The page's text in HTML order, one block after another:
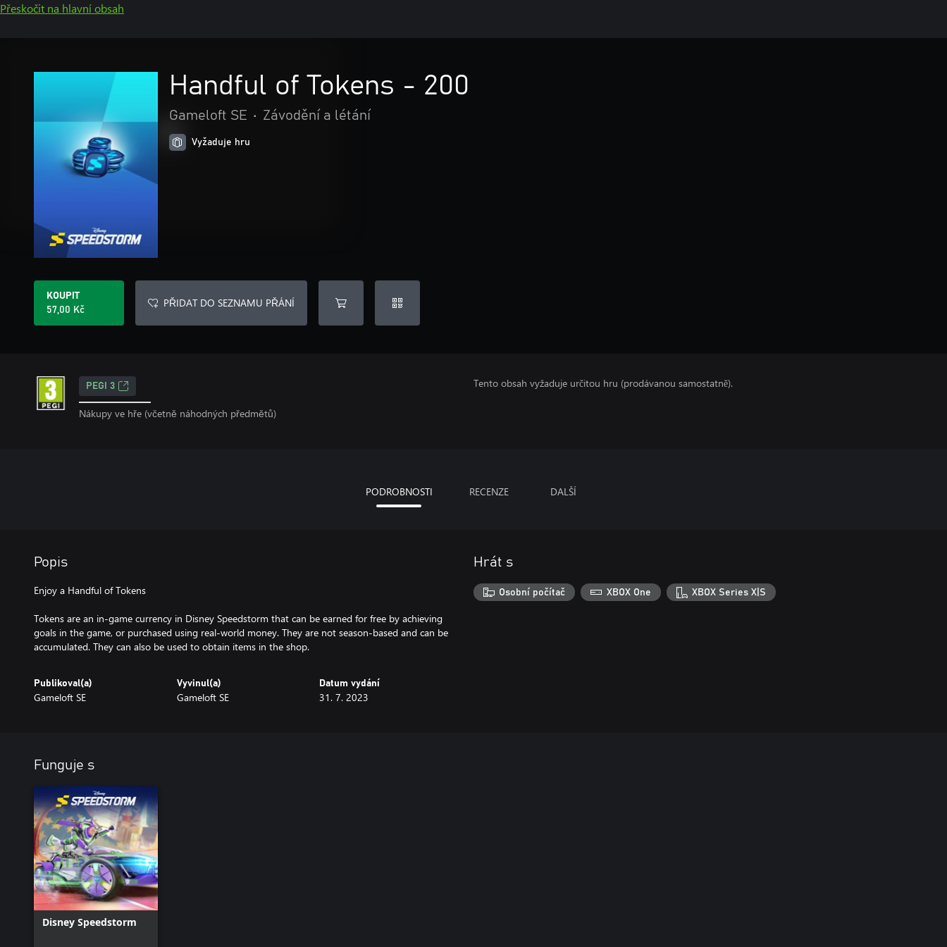
Přeskočit na hlavní obsah
Handful of Tokens - 200
Gameloft SE • Závodění a létání
Vyžaduje hru
KOUPIT
57,00 Kč
PŘIDAT DO SEZNAMU PŘÁNÍ
PEGI 3
Nákupy ve hře (včetně náhodných předmětů)
Tento obsah vyžaduje určitou hru (prodávanou samostatně).
PODROBNOSTI RECENZE DALŠÍ
Popis
Enjoy a Handful of Tokens
Tokens are an in-game currency in Disney Speedstorm that can be earned for free by achieving
goals in the game, or purchased using real-world money. They are not season-based and can be
accumulated. They can also be used to obtain items in the shop.
Publikoval(a)
Gameloft SE
Vyvinul(a)
Gameloft SE
Datum vydání
31. 7. 2023
Hrát s
Osobní počítač XBOX One XBOX Series X|S
Funguje s
Disney Speedstorm